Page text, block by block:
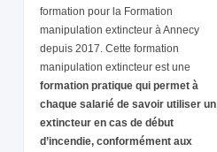
formation pour la Formation
manipulation extincteur à Annecy
depuis 2017. Cette formation
manipulation extincteur est une
formation pratique qui permet à
chaque salarié de savoir utiliser un
extincteur en cas de début
d’incendie, conformément aux